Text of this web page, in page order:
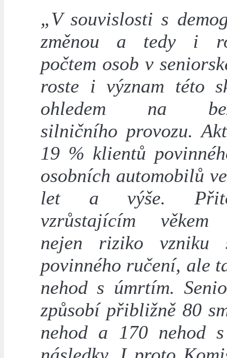
„V souvislosti s
změnou a tedy i
počtem osob v
roste i význam této
ohledem na
silničního provozu.
19 % klientů
osobních automobilů
let a výše.
vzrůstajícím věkem
nejen riziko vzniku
povinného ručení, ale
nehod s úmrtím.
způsobí přibližně 80
nehod a 170 nehod